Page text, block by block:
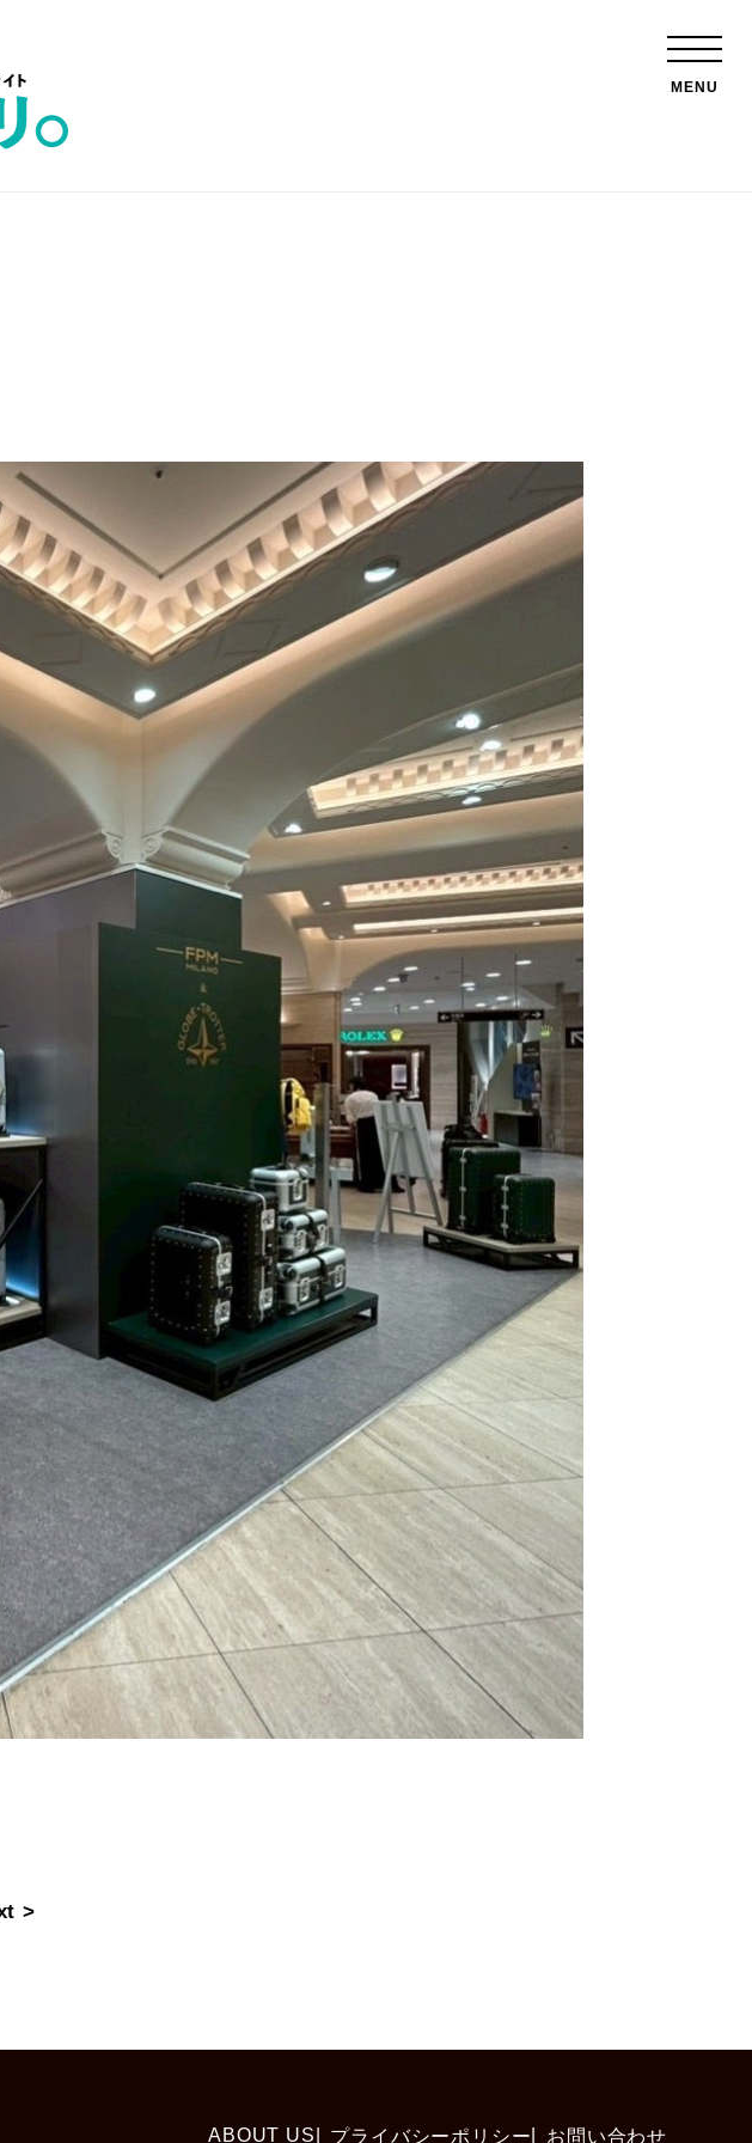
>
ABOUT US プライバシーポリシー お問い合わせ